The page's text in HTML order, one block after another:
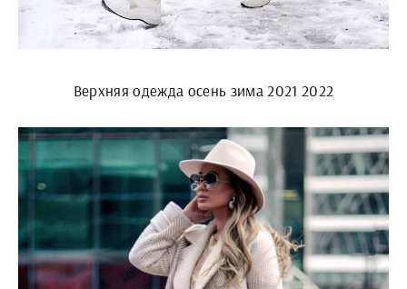
Верхняя одежда осень зима 2021 2022